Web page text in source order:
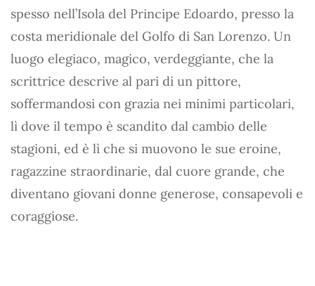
spesso nell’Isola del Principe Edoardo, presso la
costa meridionale del Golfo di San Lorenzo. Un
luogo elegiaco, magico, verdeggiante, che la
scrittrice descrive al pari di un pittore,
soffermandosi con grazia nei minimi particolari,
lì dove il tempo è scandito dal cambio delle
stagioni, ed è lì che si muovono le sue eroine,
ragazzine straordinarie, dal cuore grande, che
diventano giovani donne generose, consapevoli e
coraggiose.